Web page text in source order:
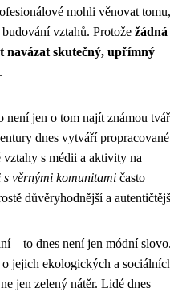
mohli věnovat tomu,
vztahů. Protože žádná
navázat skutečný, upřímný
.
není jen o tom najít známou
dnes vytváří propracované
vztahy s médii a aktivity na
s věrnými komunitami často
důvěryhodnější a
– to dnes není jen módní
jejich ekologických a
jen zelený nátěr. Lidé dnes